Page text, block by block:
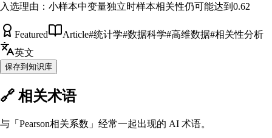
入选理由： 小样本中变量独立时样本相关性仍可能达到0.62
Featured Article#统计学#数据科学#高维数据#相关性分析
英文
保存到知识库
🔗 相关术语
与「 Pearson相关系数 」经常一起出现的 AI 术语。